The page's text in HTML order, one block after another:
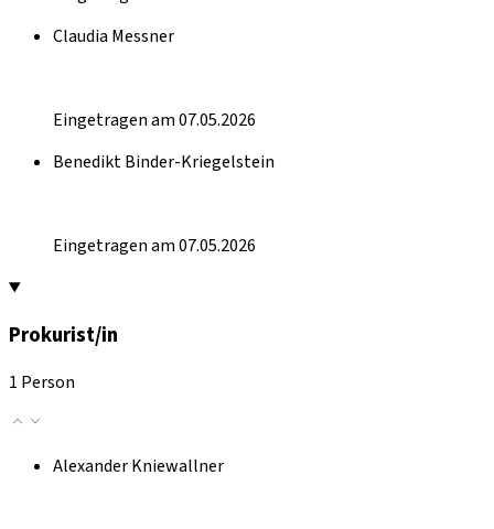
Claudia Messner
Eingetragen am 07.05.2026
Benedikt Binder-Kriegelstein
Eingetragen am 07.05.2026
Prokurist/in
1 Person
Alexander Kniewallner